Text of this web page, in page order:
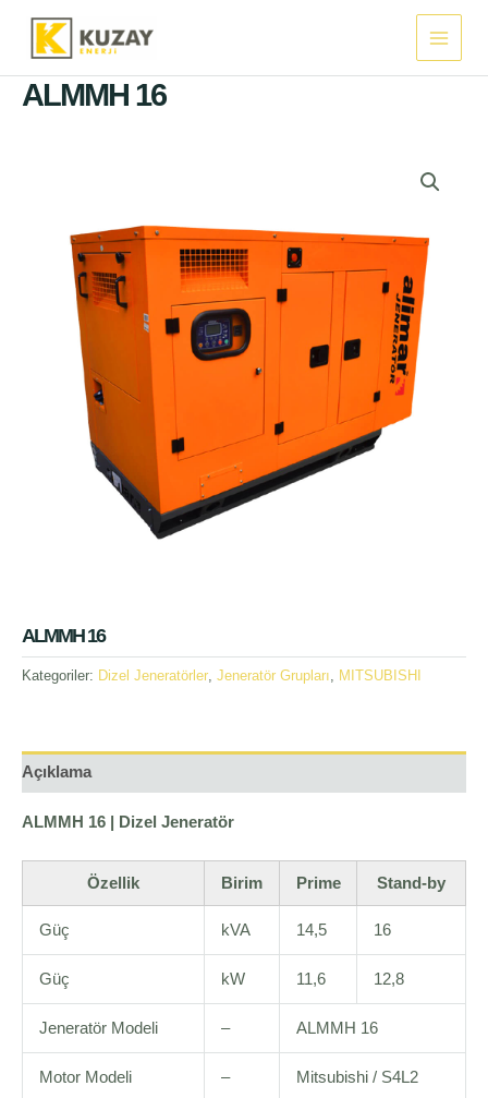
Main
Menu
ALMMH 16
ALMMH 16
Kategoriler: Dizel Jeneratörler, Jeneratör Grupları, MITSUBISHI
Açıklama
ALMMH 16 | Dizel Jeneratör
Özellik Birim Prime Stand-by
Güç kVA 14,5 16
Güç kW 11,6 12,8
Jeneratör Modeli – ALMMH 16
Motor Modeli – Mitsubishi / S4L2